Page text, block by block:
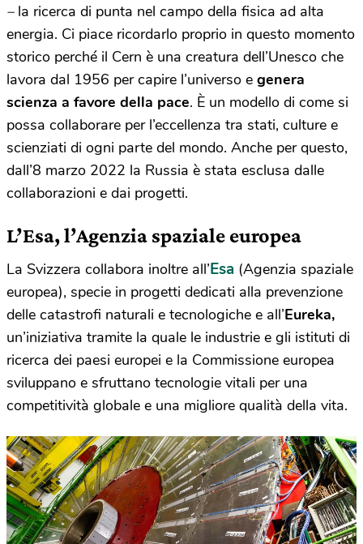
– la ricerca di punta nel campo della fisica ad alta
energia. Ci piace ricordarlo proprio in questo momento
storico perché il Cern è una creatura dell’Unesco che
lavora dal 1956 per capire l’universo e genera
scienza a favore della pace. È un modello di come si
possa collaborare per l’eccellenza tra stati, culture e
scienziati di ogni parte del mondo. Anche per questo,
dall’8 marzo 2022 la Russia è stata esclusa dalle
collaborazioni e dai progetti.
L’Esa, l’Agenzia spaziale europea
La Svizzera collabora inoltre all’Esa (Agenzia spaziale
europea), specie in progetti dedicati alla prevenzione
delle catastrofi naturali e tecnologiche e all’Eureka,
un’iniziativa tramite la quale le industrie e gli istituti di
ricerca dei paesi europei e la Commissione europea
sviluppano e sfruttano tecnologie vitali per una
competitività globale e una migliore qualità della vita.